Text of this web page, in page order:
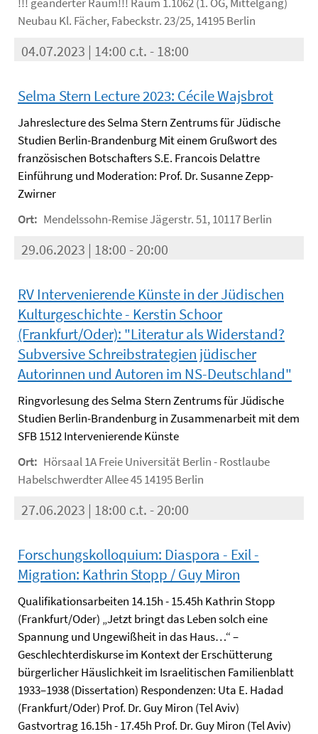
Neubau Kl. Fächer, Fabeckstr. 23/25, 14195 Berlin
04.07.2023 | 14:00 c.t. - 18:00
Selma Stern Lecture 2023: Cécile Wajsbrot
Jahreslecture des Selma Stern Zentrums für Jüdische
Studien Berlin-Brandenburg Mit einem Grußwort des
französischen Botschafters S.E. Francois Delattre
Einführung und Moderation: Prof. Dr. Susanne Zepp-
Zwirner
Ort: Mendelssohn-Remise Jägerstr. 51, 10117 Berlin
29.06.2023 | 18:00 - 20:00
RV Intervenierende Künste in der Jüdischen
Kulturgeschichte - Kerstin Schoor
(Frankfurt/Oder): "Literatur als Widerstand?
Subversive Schreibstrategien jüdischer
Autorinnen und Autoren im NS-Deutschland"
Ringvorlesung des Selma Stern Zentrums für Jüdische
Studien Berlin-Brandenburg in Zusammenarbeit mit dem
SFB 1512 Intervenierende Künste
Ort: Hörsaal 1A Freie Universität Berlin - Rostlaube
Habelschwerdter Allee 45 14195 Berlin
27.06.2023 | 18:00 c.t. - 20:00
Forschungskolloquium: Diaspora - Exil -
Migration: Kathrin Stopp / Guy Miron
Qualifikationsarbeiten 14.15h - 15.45h Kathrin Stopp
(Frankfurt/Oder) „Jetzt bringt das Leben solch eine
Spannung und Ungewißheit in das Haus…“ –
Geschlechterdiskurse im Kontext der Erschütterung
bürgerlicher Häuslichkeit im Israelitischen Familienblatt
1933–1938 (Dissertation) Respondenzen: Uta E. Hadad
(Frankfurt/Oder) Prof. Dr. Guy Miron (Tel Aviv)
Gastvortrag 16.15h - 17.45h Prof. Dr. Guy Miron (Tel Aviv)